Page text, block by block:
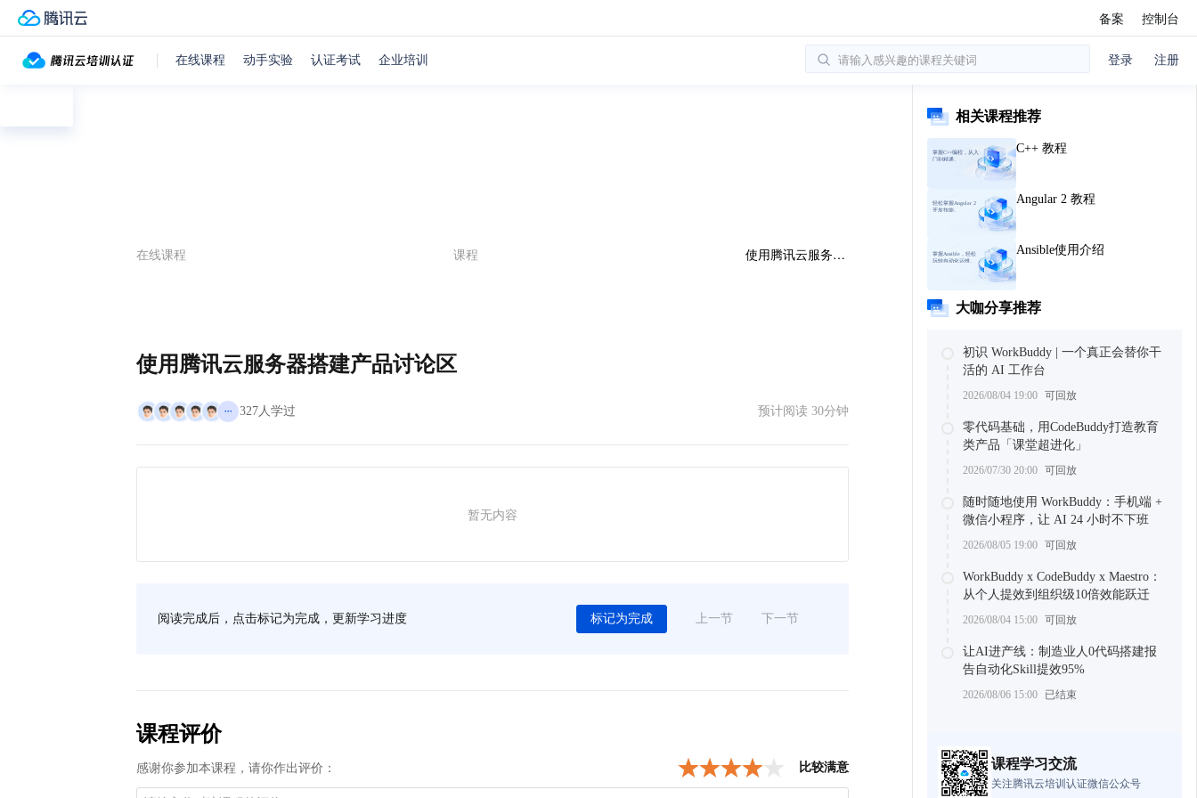
备案 控制台
在线课程 动手实验 认证考试 企业培训 登录 注册
在线课程 课程 使用腾讯云服务器搭建产品讨论区
使用腾讯云服务器搭建产品讨论区
327人学过 预计阅读 30分钟
暂无内容
阅读完成后，点击标记为完成，更新学习进度 标记为完成 上一节 下一节
课程评价
感谢你参加本课程，请你作出评价： 比较满意
相关课程推荐
掌握C++编程，从入
门到精通。
C++ 教程
轻松掌握Angular 2
开发技能。
Angular 2 教程
掌握Ansible，轻松
玩转自动化运维。
Ansible使用介绍
大咖分享推荐
初识 WorkBuddy | 一个真正会替你干
活的 AI 工作台
2026/08/04 19:00 可回放
零代码基础，用CodeBuddy打造教育
类产品「课堂超进化」
2026/07/30 20:00 可回放
随时随地使用 WorkBuddy：手机端 +
微信小程序，让 AI 24 小时不下班
2026/08/05 19:00 可回放
WorkBuddy x CodeBuddy x Maestro：
从个人提效到组织级10倍效能跃迁
2026/08/04 15:00 可回放
让AI进产线：制造业人0代码搭建报
告自动化Skill提效95%
2026/08/06 15:00 已结束
课程学习交流
关注腾讯云培训认证微信公众号